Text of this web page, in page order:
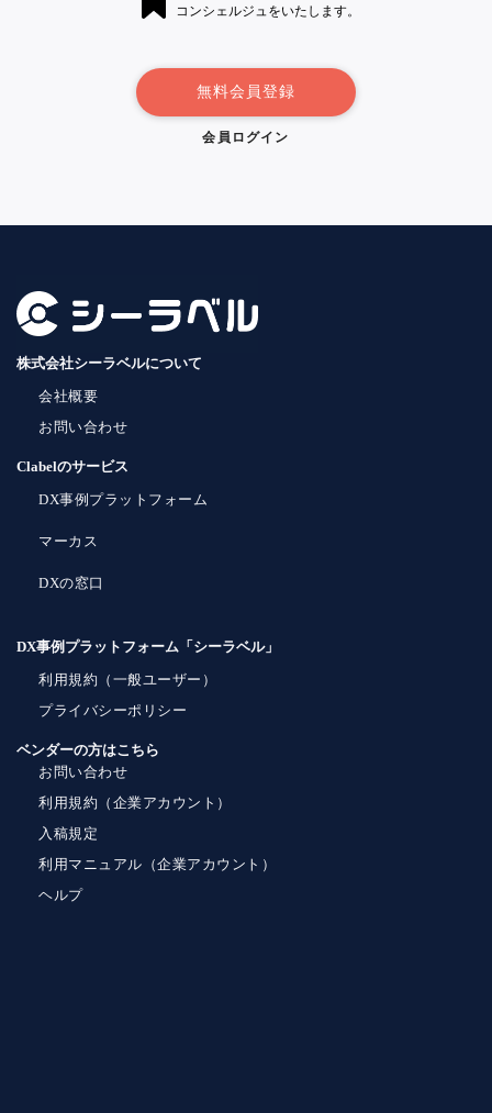
コンシェルジュをいたします。
無料会員登録
会員ログイン
株式会社シーラベルについて
会社概要
お問い合わせ
Clabelのサービス
DX事例プラットフォーム
マーカス
DXの窓口
DX事例プラットフォーム「シーラベル」
利用規約（一般ユーザー）
プライバシーポリシー
ベンダーの方はこちら
お問い合わせ
利用規約（企業アカウント）
入稿規定
利用マニュアル（企業アカウント）
ヘルプ